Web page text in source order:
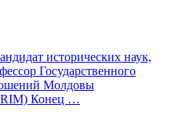
исторических наук,
Государственного
Молдовы
IRIM) Конец …